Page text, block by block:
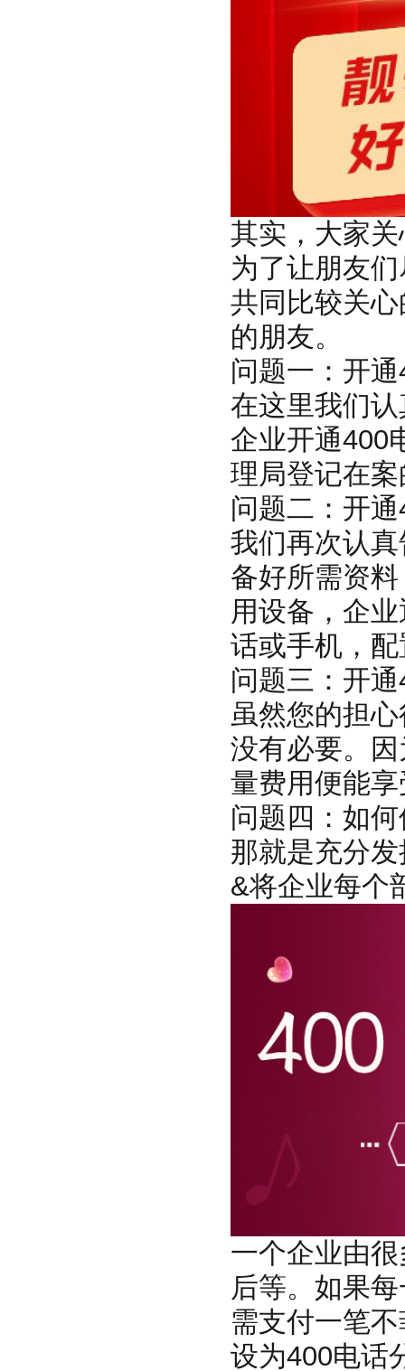
其实，大家
为了让朋友
共同比较关
的朋友。
问题一：开
在这里我们
企业开通400
理局登记在
问题二：开
我们再次认
备好所需资
用设备，企
话或手机，
问题三：开
虽然您的担
没有必要。
量费用便能
问题四：如
那就是充分
&将企业每个
一个企业由
后等。如果
需支付一笔
设为400电话